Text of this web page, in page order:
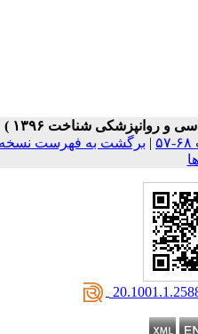
|برگشت به فهرست نسخه